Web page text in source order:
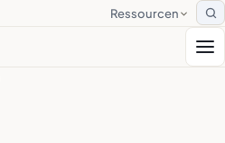
Ressourcen